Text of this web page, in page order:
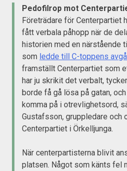
Pedofilrop mot
Företrädare för Centerpartiet
fått verbala påhopp när de
historien med en närstående
som ledde till C-toppens
framställt Centerpartiet som
har ju skrikit det verbalt,
borde få gå lösa på gatan,
komma på i otrevlighetsord,
Gustafsson, gruppledare och
Centerpartiet i Örkelljunga.
När centerpartisterna blivit
platsen. Något som känts fel